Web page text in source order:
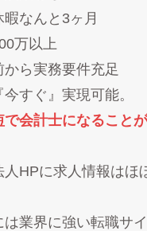
なんと3ヶ月
万以上
ら実務要件充足
すぐ』実現可能。
で会計士になること
HPに求人情報はほ
業界に強い転職サ